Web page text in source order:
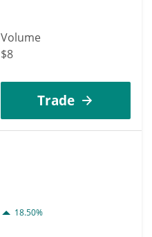
Volume
$8
Trade
18.50%